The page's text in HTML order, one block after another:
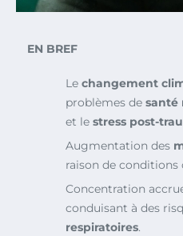
EN BREF
Le changement
problèmes de santé
et le stress post-
Augmentation des
raison de conditions
Concentration
conduisant à des
respiratoires.